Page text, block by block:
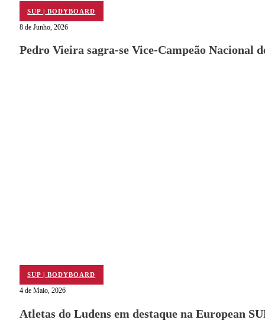
SUP | BODYBOARD
8 de Junho, 2026
Pedro Vieira sagra-se Vice-Campeão Nacional
SUP | BODYBOARD
4 de Maio, 2026
Atletas do Ludens em destaque na European